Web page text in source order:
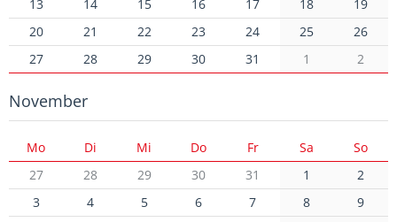
13
14 15 16 17 18
19
20
21 22 23 24 25
26
27
28 29 30 31 1 2
November
Mo Di Mi Do Fr Sa
So
27
28 29 30 31 1
2
3
4 5 6 7 8
9